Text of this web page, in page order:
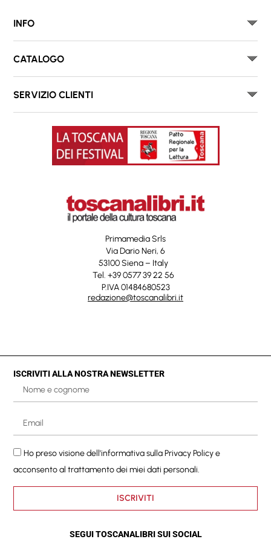
INFO
CATALOGO
SERVIZIO CLIENTI
Primamedia Srls
Via Dario Neri, 6
53100 Siena – Italy
Tel. +39 0577 39 22 56
P.IVA 01484680523
redazione@toscanalibri.it
ISCRIVITI ALLA NOSTRA NEWSLETTER
Ho preso visione dell'informativa sullaPrivacy Policye
acconsento al trattamento dei miei dati personali.
ISCRIVITI
SEGUI TOSCANALIBRI SUI SOCIAL